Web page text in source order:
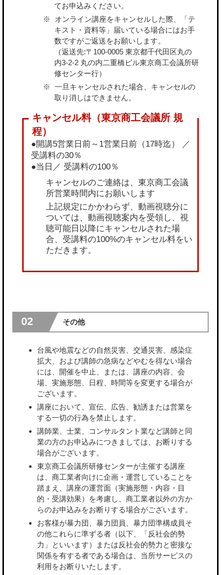
てお申込みください。
オンライン講座をキャンセルした際、「テ
キスト・資料等」届いている場合にはお手
数ですがご返送をお願いします。
（返送先:〒100-0005 東京都千代田区丸の
内3-2-2 丸の内二重橋ビル東京商工会議所研
修センター行）
一旦キャンセルされた場合、キャンセルの
取り消しはできません。
●開講5営業日前～1営業日前（17時迄） ／
受講料の30％
●当日／ 受講料の100％
キャンセルのご連絡は、東京商工会議
所営業時間内にお願いします
上記規定にかかわらず、動画視聴分に
ついては、動画視聴案内を受領し、視
聴可能日以降にキャンセルされた場
合、受講料の100%のキャンセル料をい
ただきます。
02 その他
台風や地震などの自然災害、交通災害、感染症
拡大、および講師の急病などやむを得ない場合
には、開催を中止、または、講座の内容、会
場、実施形態、日程、時間等を変更する場合が
ございます。
講座において、宣伝、広告、勧誘または営業を
する一切の行為を禁止します。
講師業、士業、コンサルタント業など講師と同
業の方のお申込みにつきましては、お断りする
場合がございます。
東京商工会議所研修センターが主催する講座
は、商工業者向けに企画・運営していることを
踏まえ、講座の運営面（実施形態・内容・目
的・受講効果）を考慮し、商工業者以外の方か
らのお申込みをお断りする場合がございます。
お客様が暴力団、暴力団員、暴力団準構成員そ
の他これらに準ずる者（以下、「反社会的勢
力」といいます）または反社会的勢力と密接な
関係を有する者である場合は、当所サービスの
利用をお断りいたします。